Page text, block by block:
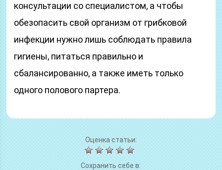
консультации со специалистом, а чтобы
обезопасить свой организм от грибковой
инфекции нужно лишь соблюдать правила
гигиены, питаться правильно и
сбалансированно, а также иметь только
одного полового партера.
Оценка статьи:
Сохранить себе в: